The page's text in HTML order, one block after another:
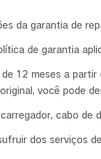
Y02 novo
da garantia de
de garantia
12 meses a
você pode
cabo de
dos serviços